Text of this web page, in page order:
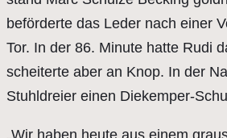
beförderte das Leder nach einer
Tor. In der 86. Minute hatte Rudi
scheiterte aber an Knop. In der
Stuhldreier einen Diekemper-